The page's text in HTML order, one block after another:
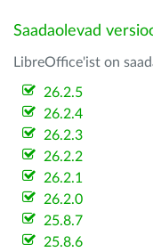
Saadaolevad
LibreOffice'ist on
26.2.5
26.2.4
26.2.3
26.2.2
26.2.1
26.2.0
25.8.7
25.8.6